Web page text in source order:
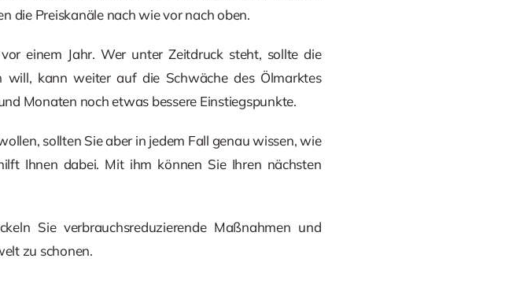
die Preiskanäle nach wie vor nach oben.
einem Jahr. Wer unter Zeitdruck steht, sollte die
will, kann weiter auf die Schwäche des Ölmarktes
Monaten noch etwas bessere Einstiegspunkte.
sollten Sie aber in jedem Fall genau wissen, wie
Ihnen dabei. Mit ihm können Sie Ihren nächsten
Sie verbrauchsreduzierende Maßnahmen und
zu schonen.